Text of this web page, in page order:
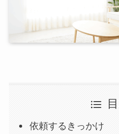
依頼するきっかけ